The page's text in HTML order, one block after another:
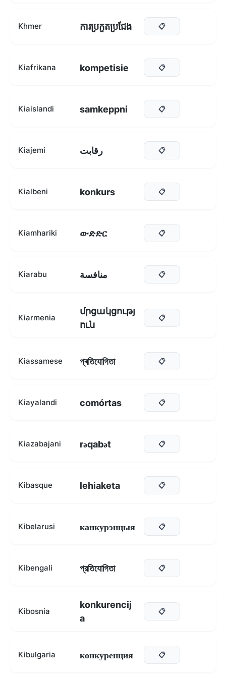
Khmer ការប្រកួតប្រជែង 📋
Kiafrikana kompetisie 📋
Kiaislandi samkeppni 📋
Kiajemi رقابت 📋
Kialbeni konkurs 📋
Kiamhariki ውድድር 📋
Kiarabu منافسة 📋
Kiarmenia
մրցակցությ
ուն
📋
Kiassamese প্ৰতিযোগিতা 📋
Kiayalandi comórtas 📋
Kiazabajani rəqabət 📋
Kibasque lehiaketa 📋
Kibelarusi канкурэнцыя 📋
Kibengali প্রতিযোগিতা 📋
Kibosnia
konkurencij
a
📋
Kibulgaria конкуренция 📋